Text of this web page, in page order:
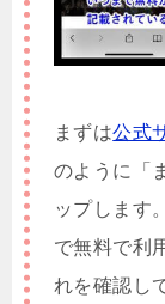
まずは公式
のように「
ップします
で無料で利
れを確認し